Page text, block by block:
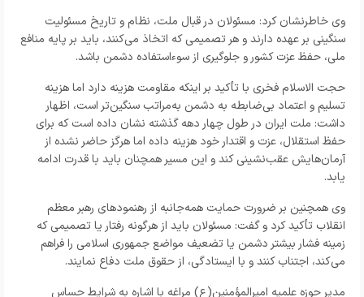
وی خاطرنشان کرد: مسئولان در قبال ملت، نظام و تاریخ مسئولیت
سنگینی بر عهده دارند و هر تصمیمی که اتخاذ می‌کنند، باید بر پایه منافع
ملی، حفظ عزت کشور و جلوگیری از سوءاستفاده دشمن باشد.
حجت الاسلام فخری با تأکید بر اینکه مقاومت هزینه دارد اما هزینه
تسلیم و اعتماد بی‌ضابطه به دشمن به‌مراتب سنگین‌تر است، اظهار
داشت: ملت ایران در طول چهار دهه گذشته نشان داده است که برای
حفظ استقلال، عزت و اقتدار خود هزینه داده اما هرگز حاضر نشده از
آرمان‌هایش عقب‌نشینی کند و این مسیر همچنان باید با قدرت ادامه
یابد.
وی همچنین بر ضرورت حمایت همه‌جانبه از رهنمودهای رهبر معظم
انقلاب تأکید کرد و گفت: مسئولان باید از هرگونه رفتار یا تصمیمی که
زمینه فشار بیشتر دشمن یا تضعیف مواضع جمهوری اسلامی را فراهم
می‌کند، اجتناب کنند و با ایستادگی، از حقوق ملت دفاع نمایند.
مدیر حوزه علمیه امیرالمؤمنین(ع) مراغه با اشاره به شرایط حساس